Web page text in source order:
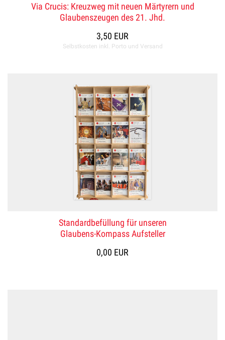
Via Crucis: Kreuzweg mit neuen Märtyrern und
Glaubenszeugen des 21. Jhd.
3,50 EUR
Selbstkosten inkl. Porto und Versand
Standardbefüllung für unseren
Glaubens-Kompass Aufsteller
0,00 EUR